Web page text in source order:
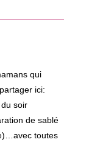
qui
ici:
soir
de sablé
toutes